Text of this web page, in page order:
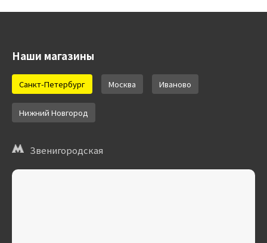
Наши магазины
Санкт-Петербург Москва Иваново
Нижний Новгород
Звенигородская